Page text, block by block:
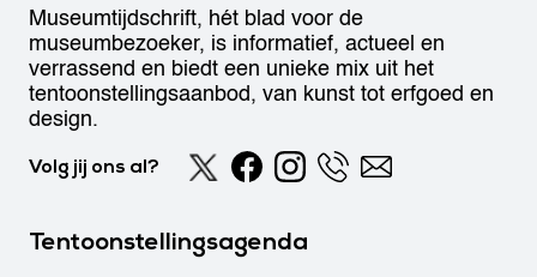
Museumtijdschrift, hét blad voor de
museumbezoeker, is informatief, actueel en
verrassend en biedt een unieke mix uit het
tentoonstellingsaanbod, van kunst tot erfgoed en
design.
Volg jij ons al?
Tentoonstellingsagenda